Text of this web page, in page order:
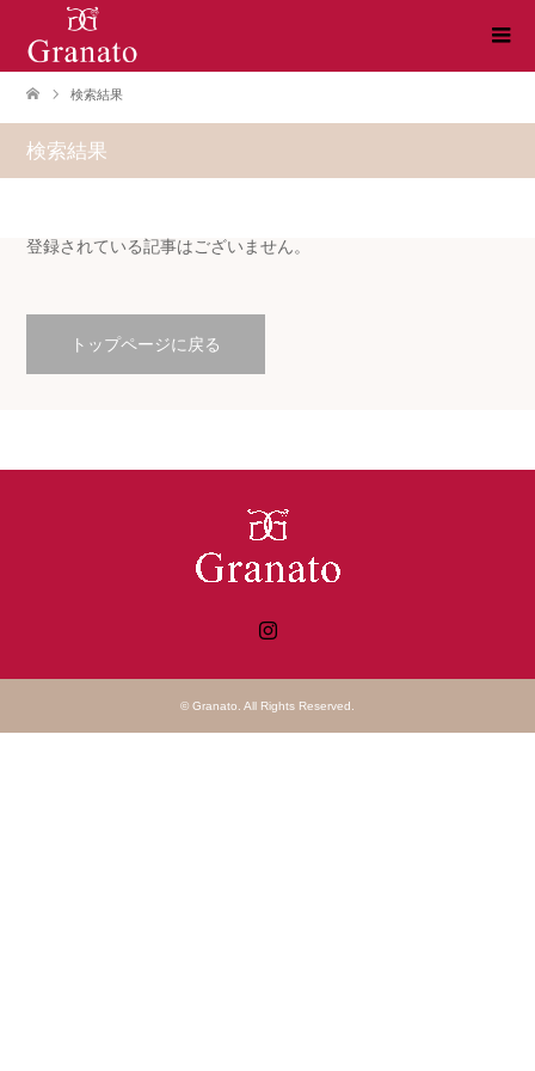
検索結果
検索結果
登録されている記事はございません。
トップページに戻る
© Granato . All Rights Reserved.